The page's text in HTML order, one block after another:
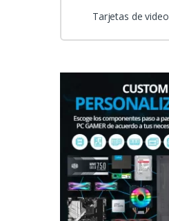
Tarjetas de video